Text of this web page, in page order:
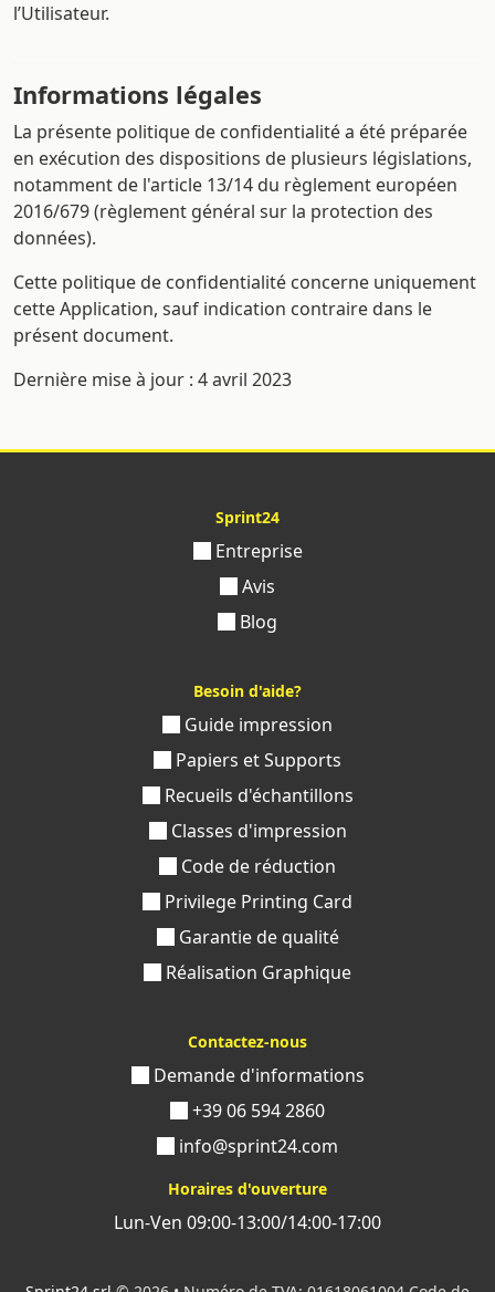
l’Utilisateur.
Informations légales
La présente politique de confidentialité a été préparée
en exécution des dispositions de plusieurs législations,
notamment de l'article 13/14 du règlement européen
2016/679 (règlement général sur la protection des
données).
Cette politique de confidentialité concerne uniquement
cette Application, sauf indication contraire dans le
présent document.
Dernière mise à jour : 4 avril 2023
Sprint24
Entreprise
Avis
Blog
Besoin d'aide?
Guide impression
Papiers et Supports
Recueils d'échantillons
Classes d'impression
Code de réduction
Privilege Printing Card
Garantie de qualité
Réalisation Graphique
Contactez-nous
Demande d'informations
+39 06 594 2860
info@sprint24.com
Horaires d'ouverture
Lun-Ven 09:00-13:00/14:00-17:00